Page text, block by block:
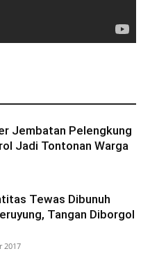
Jembatan Pelengkung
Jadi Tontonan Warga
Tewas Dibunuh
Tangan Diborgol
2017